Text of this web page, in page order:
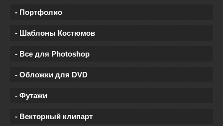
- Портфолио
- Шаблоны Костюмов
- Все для Photoshop
- Обложки для DVD
- Футажи
- Векторный клипарт